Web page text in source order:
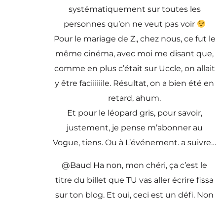
systématiquement sur toutes les
personnes qu’on ne veut pas voir
Pour le mariage de Z., chez nous, ce fut le
même cinéma, avec moi me disant que,
comme en plus c’était sur Uccle, on allait
y être faciiiiiile. Résultat, on a bien été en
retard, ahum.
Et pour le léopard gris, pour savoir,
justement, je pense m’abonner au
Vogue, tiens. Ou à L’événement. a suivre…
@Baud Ha non, mon chéri, ça c’est le
titre du billet que TU vas aller écrire fissa
sur ton blog. Et oui, ceci est un défi. Non